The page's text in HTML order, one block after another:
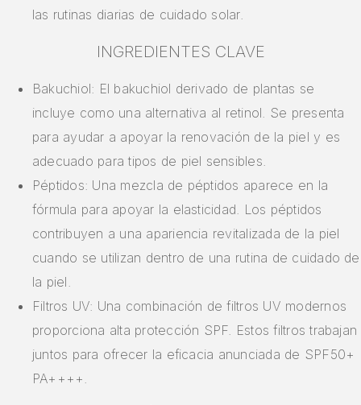
las rutinas diarias de cuidado solar.
INGREDIENTES CLAVE
Bakuchiol: El bakuchiol derivado de plantas se
incluye como una alternativa al retinol. Se presenta
para ayudar a apoyar la renovación de la piel y es
adecuado para tipos de piel sensibles.
Péptidos: Una mezcla de péptidos aparece en la
fórmula para apoyar la elasticidad. Los péptidos
contribuyen a una apariencia revitalizada de la piel
cuando se utilizan dentro de una rutina de cuidado de
la piel.
Filtros UV: Una combinación de filtros UV modernos
proporciona alta protección SPF. Estos filtros trabajan
juntos para ofrecer la eficacia anunciada de SPF50+
PA++++.